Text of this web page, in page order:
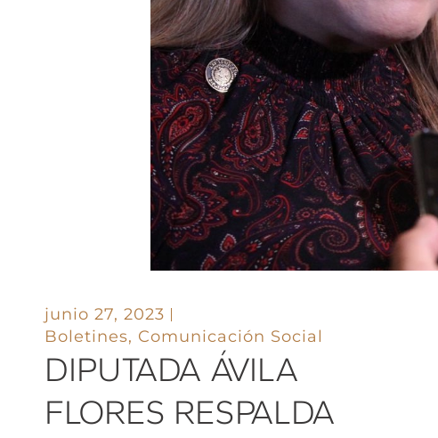
junio 27, 2023
Boletines, Comunicación Social
DIPUTADA ÁVILA
FLORES RESPALDA